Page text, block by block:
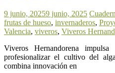
9 junio, 20259 junio, 2025
frutas de hueso, invernaderos,
Valencia, viveros, Viveros
Viveros Hernandorena
profesionalizar el cultivo del
combina innovación en